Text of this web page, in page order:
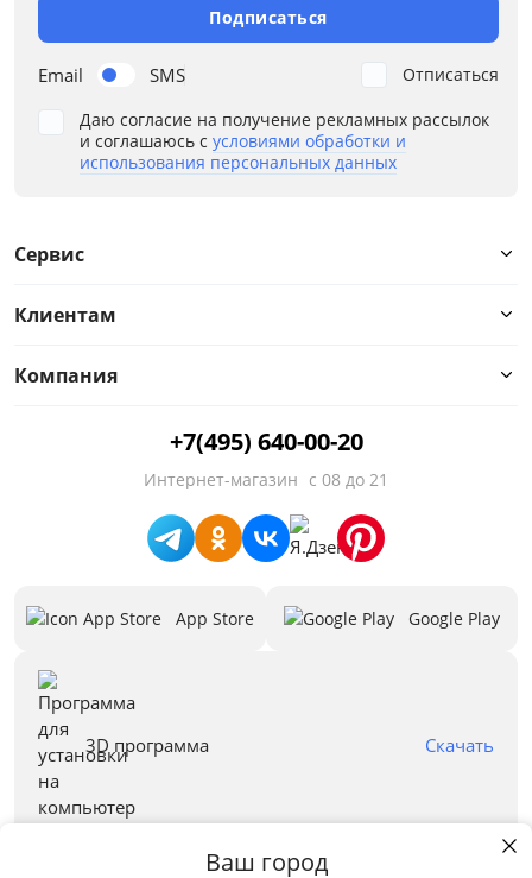
Ваш город
Жесткость первой стороны
Жесткость второй стороны
Высота матраса, см
Нагрузка на спальное место, кг
В составе ППУ
В составе холлофабер/ струтто
Односпальные
С ортопедическим эффектом
Email SMS
Подписаться
Даю согласие на получение рекламных рассылок
и соглашаюсь с условиями обработки и
использования персональных данных
Отписаться
Сервис
Клиентам
Компания
+7(495) 640-00-20
Интернет-магазин с 08 до 21
App Store Google Play
3D программа Скачать